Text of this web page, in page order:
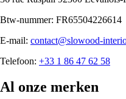
Btw-nummer: FR65504226614
E-mail: contact@slowood-
Telefoon: +33 1 86 47 62 58
Al onze merken